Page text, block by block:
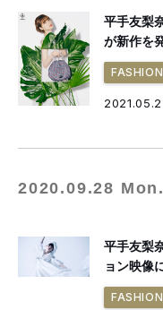
平手友梨
が新作を
FASHION
2020.09.28 Mon.
平手友梨
ョン映像
FASHION